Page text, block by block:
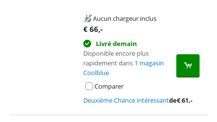
Aucun chargeur inclus
€ 66,-
Livré demain
Disponible encore plus
rapidement dans 1 magasin
Coolblue
Comparer
Deuxième Chance intéressantde€61,-